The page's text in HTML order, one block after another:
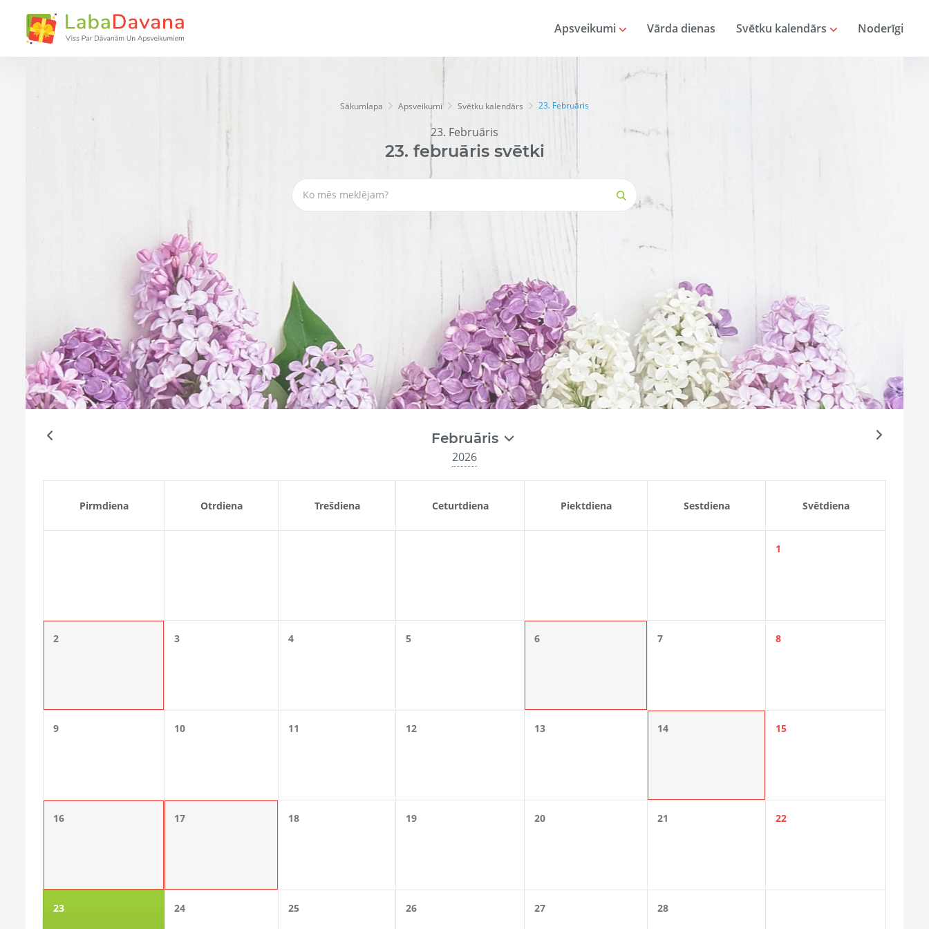
Apsveikumi Vārda dienas Svētku kalendārs Noderīgi
Sākumlapa Apsveikumi Svētku kalendārs 23. Februāris
23. Februāris
23. februārissvētki
Februāris
2026
Pirmdiena Otrdiena Trešdiena Ceturtdiena Piektdiena Sestdiena Svētdiena
1
2 3 4 5 6 7 8
9 10 11 12 13 14 15
16 17 18 19 20 21 22
23 24 25 26 27 28